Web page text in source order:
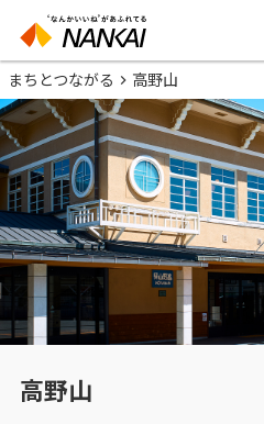
まちとつながる 高野山
高野山